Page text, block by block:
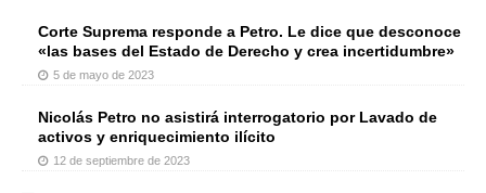
Corte Suprema responde a Petro. Le dice que desconoce
«las bases del Estado de Derecho y crea incertidumbre»
5 de mayo de 2023
Nicolás Petro no asistirá interrogatorio por Lavado de
activos y enriquecimiento ilícito
12 de septiembre de 2023